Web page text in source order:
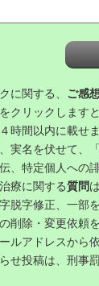
に関する、 ご感
クリックします
時間以内に載せま
実名を伏せて、
、特定個人への
療に関する質問
脱字修正、一部
削除・変更依頼
ルアドレスから
せ投稿は、刑事